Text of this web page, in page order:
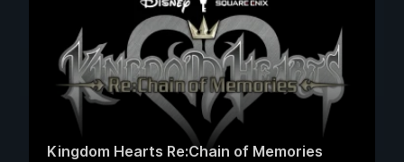
Kingdom Hearts Re:Chain of Memories